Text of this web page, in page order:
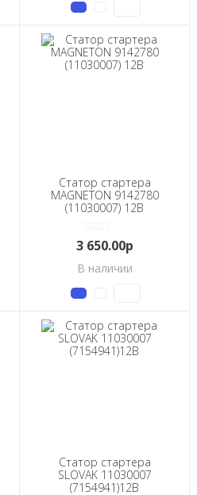
Статор стартера
MAGNETON 9142780
(11030007) 12В
3 650.00р
В наличии
Статор стартера
SLOVAK 11030007
(7154941)12В